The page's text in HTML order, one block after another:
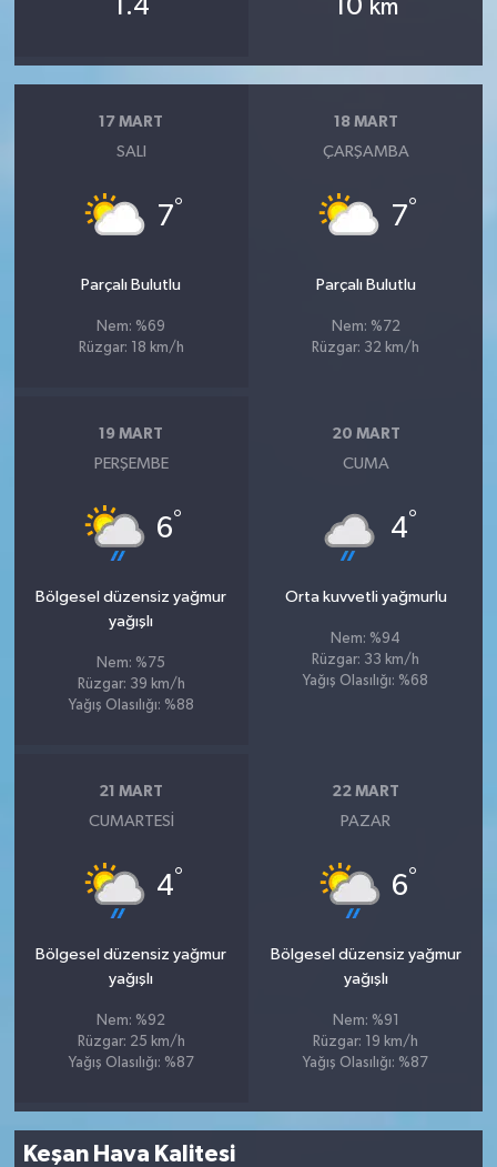
1.4 10 km
17 MART
SALI
7°
Parçalı Bulutlu
Nem: %69
Rüzgar: 18 km/h
18 MART
ÇARŞAMBA
7°
Parçalı Bulutlu
Nem: %72
Rüzgar: 32 km/h
19 MART
PERŞEMBE
6°
Bölgesel düzensiz yağmur
yağışlı
Nem: %75
Rüzgar: 39 km/h
Yağış Olasılığı: %88
20 MART
CUMA
4°
Orta kuvvetli yağmurlu
Nem: %94
Rüzgar: 33 km/h
Yağış Olasılığı: %68
21 MART
CUMARTESI
4°
Bölgesel düzensiz yağmur
yağışlı
Nem: %92
Rüzgar: 25 km/h
Yağış Olasılığı: %87
22 MART
PAZAR
6°
Bölgesel düzensiz yağmur
yağışlı
Nem: %91
Rüzgar: 19 km/h
Yağış Olasılığı: %87
Keşan Hava Kalitesi